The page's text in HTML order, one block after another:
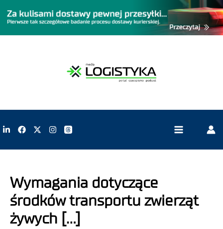
Wymagania dotyczące
środków transportu zwierząt
żywych […]